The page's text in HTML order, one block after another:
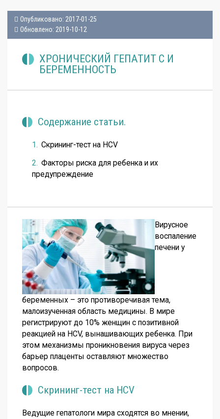
Опубликовано: 2017-01-25
Обновлено: 2019-10-12
ХРОНИЧЕСКИЙ ГЕПАТИТ С И
БЕРЕМЕННОСТЬ
Содержание статьи.
Скрининг-тест на HCV
Факторы риска для ребенка и их
предупреждение
Вирусное
воспаление
печени у
беременных – это противоречивая тема,
малоизученная область медицины. В мире
регистрируют до 10% женщин с позитивной
реакцией на HCV, вынашивающих ребенка. При
этом механизмы проникновения вируса через
барьер плаценты оставляют множество
вопросов.
Скрининг-тест на HCV
Ведущие гепатологи мира сходятся во мнении,